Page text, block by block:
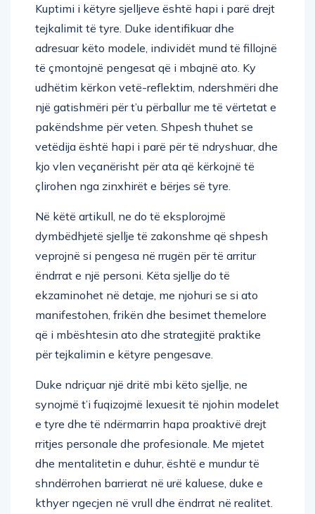
Kuptimi i këtyre sjelljeve është hapi i parë drejt
tejkalimit të tyre. Duke identifikuar dhe
adresuar këto modele, individët mund të fillojnë
të çmontojnë pengesat që i mbajnë ato. Ky
udhëtim kërkon vetë-reflektim, ndershmëri dhe
një gatishmëri për t’u përballur me të vërtetat e
pakëndshme për veten. Shpesh thuhet se
vetëdija është hapi i parë për të ndryshuar, dhe
kjo vlen veçanërisht për ata që kërkojnë të
çlirohen nga zinxhirët e bërjes së tyre.
Në këtë artikull, ne do të eksplorojmë
dymbëdhjetë sjellje të zakonshme që shpesh
veprojnë si pengesa në rrugën për të arritur
ëndrrat e një personi. Këta sjellje do të
ekzaminohet në detaje, me njohuri se si ato
manifestohen, frikën dhe besimet themelore
që i mbështesin ato dhe strategjitë praktike
për tejkalimin e këtyre pengesave.
Duke ndriçuar një dritë mbi këto sjellje, ne
synojmë t’i fuqizojmë lexuesit të njohin modelet
e tyre dhe të ndërmarrin hapa proaktivë drejt
rritjes personale dhe profesionale. Me mjetet
dhe mentalitetin e duhur, është e mundur të
shndërrohen barrierat në urë kaluese, duke e
kthyer ngecjen në vrull dhe ëndrrat në realitet.